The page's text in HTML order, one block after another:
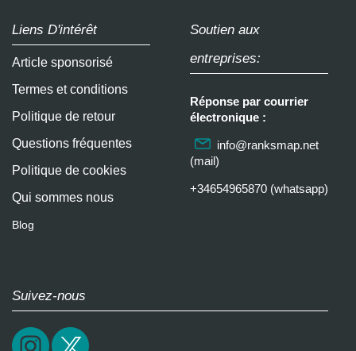
Liens D'intérêt
Article sponsorisé
Termes et conditions
Politique de retour
Questions fréquentes
Politique de cookies
Qui sommes nous
Blog
Soutien aux
entreprises:
Réponse par courrier
électronique :
info@ranksmap.net
(mail)
+34654965870 (whatsapp)
Suivez-nous